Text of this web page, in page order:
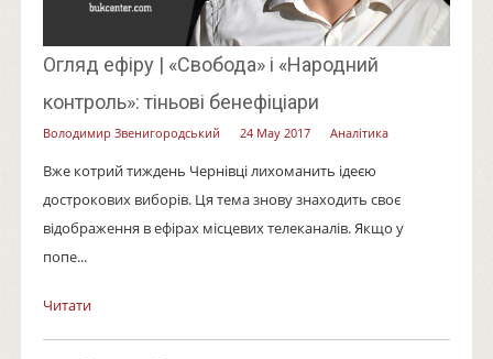
Огляд ефіру | «Свобода» і «Народний
контроль»: тіньові бенефіціари
Володимир Звенигородський 24 May 2017 Аналітика
Вже котрий тиждень Чернівці лихоманить ідеєю
дострокових виборів. Ця тема знову знаходить своє
відображення в ефірах місцевих телеканалів. Якщо у
попе...
Читати